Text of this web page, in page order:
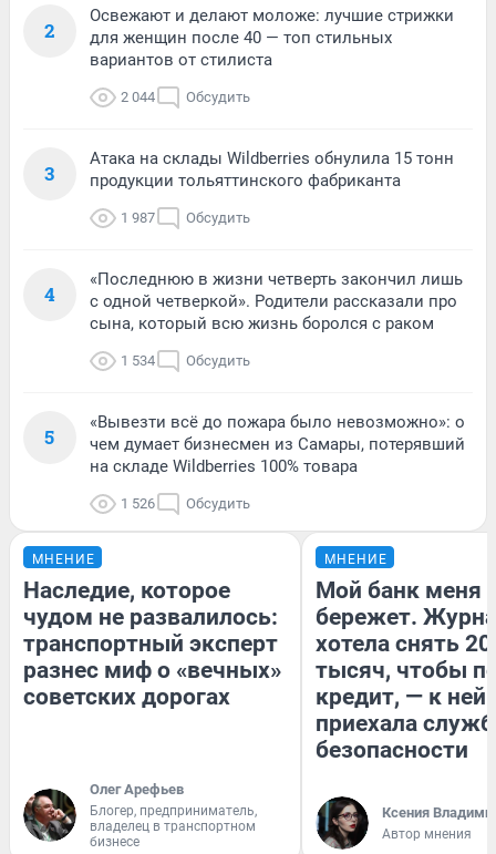
2
Освежают и делают моложе: лучшие стрижки
для женщин после 40 — топ стильных
вариантов от стилиста
2 044 Обсудить
3
Атака на склады Wildberries обнулила 15 тонн
продукции тольяттинского фабриканта
1 987 Обсудить
4
«Последнюю в жизни четверть закончил лишь
с одной четверкой». Родители рассказали про
сына, который всю жизнь боролся с раком
1 534 Обсудить
5
«Вывезти всё до пожара было невозможно»: о
чем думает бизнесмен из Самары, потерявший
на складе Wildberries 100% товара
1 526 Обсудить
МНЕНИЕ
Наследие, которое
чудом не развалилось:
транспортный эксперт
разнес миф о «вечных»
советских дорогах
Олег Арефьев
Блогер, предприниматель,
владелец в транспортном
бизнесе
МНЕНИЕ
Мой банк меня
бережет.
хотела снять
тысяч, чтобы
кредит, — к
приехала
безопасности
Ксения
Автор мнения